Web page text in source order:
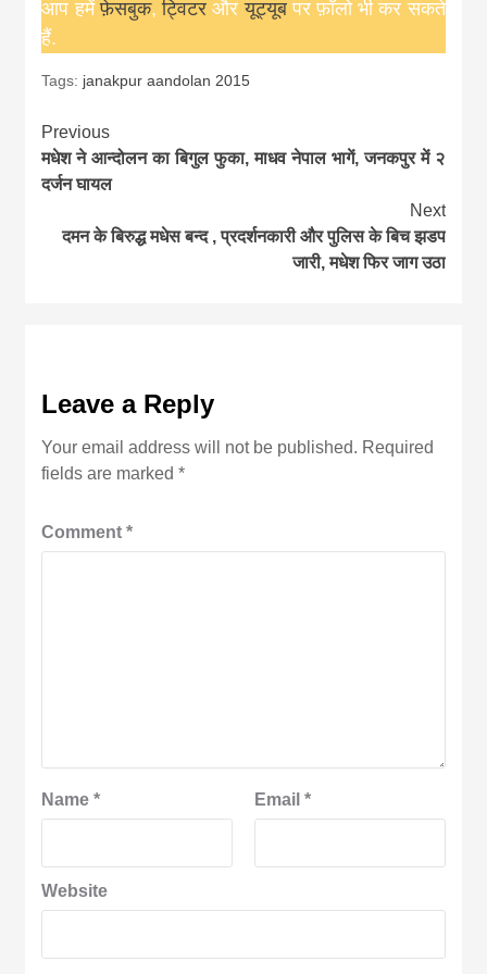
आप हमेंफ़ेसबुक,ट्विटरऔरयूट्यूबपर फ़ॉलो भी कर सकते
हैं.
Tags: janakpur aandolan 2015
Continue
Reading
Previous
मधेश ने आन्दोलन का बिगुल फुका, माधव नेपाल भागें, जनकपुर में २
दर्जन घायल
Next
दमन के बिरुद्ध मधेस बन्द , प्रदर्शनकारी और पुलिस के बिच झडप
जारी, मधेश फिर जाग उठा
Leave a Reply
Your email address will not be published. Required
fields are marked*
Comment*
Name* Email *
Website